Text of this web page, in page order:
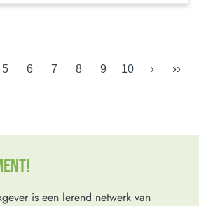
5 6 7 8 9 10 › ››
is een lerend netwerk van